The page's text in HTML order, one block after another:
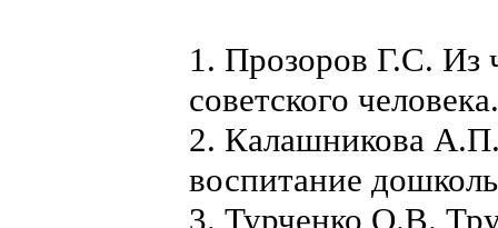
1. Прозоров Г.С. Из
советского человека.
2. Калашникова
воспитание
3. Турченко О.В.